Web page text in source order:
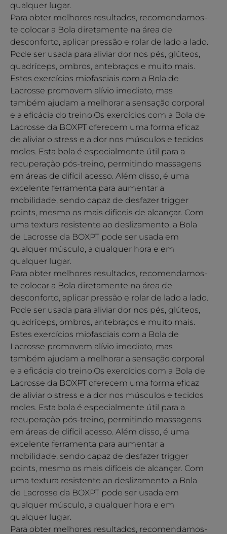
qualquer lugar.
Para obter melhores resultados, recomendamos-
te colocar a Bola diretamente na área de
desconforto, aplicar pressão e rolar de lado a lado.
Pode ser usada para aliviar dor nos pés, glúteos,
quadríceps, ombros, antebraços e muito mais.
Estes exercícios miofasciais com a Bola de
Lacrosse promovem alívio imediato, mas
também ajudam a melhorar a sensação corporal
e a eficácia do treino.Os exercícios com a Bola de
Lacrosse da BOXPT oferecem uma forma eficaz
de aliviar o stress e a dor nos músculos e tecidos
moles. Esta bola é especialmente útil para a
recuperação pós-treino, permitindo massagens
em áreas de difícil acesso. Além disso, é uma
excelente ferramenta para aumentar a
mobilidade, sendo capaz de desfazer trigger
points, mesmo os mais difíceis de alcançar. Com
uma textura resistente ao deslizamento, a Bola
de Lacrosse da BOXPT pode ser usada em
qualquer músculo, a qualquer hora e em
qualquer lugar.
Para obter melhores resultados, recomendamos-
te colocar a Bola diretamente na área de
desconforto, aplicar pressão e rolar de lado a lado.
Pode ser usada para aliviar dor nos pés, glúteos,
quadríceps, ombros, antebraços e muito mais.
Estes exercícios miofasciais com a Bola de
Lacrosse promovem alívio imediato, mas
também ajudam a melhorar a sensação corporal
e a eficácia do treino.Os exercícios com a Bola de
Lacrosse da BOXPT oferecem uma forma eficaz
de aliviar o stress e a dor nos músculos e tecidos
moles. Esta bola é especialmente útil para a
recuperação pós-treino, permitindo massagens
em áreas de difícil acesso. Além disso, é uma
excelente ferramenta para aumentar a
mobilidade, sendo capaz de desfazer trigger
points, mesmo os mais difíceis de alcançar. Com
uma textura resistente ao deslizamento, a Bola
de Lacrosse da BOXPT pode ser usada em
qualquer músculo, a qualquer hora e em
qualquer lugar.
Para obter melhores resultados, recomendamos-